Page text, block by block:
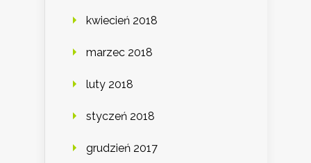
kwiecień 2018
marzec 2018
luty 2018
styczeń 2018
grudzień 2017